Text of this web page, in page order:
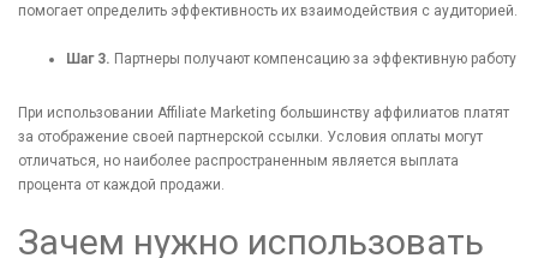
помогает определить эффективность их взаимодействия с аудиторией.
Шаг 3. Партнеры получают компенсацию за эффективную работу
При использовании Affiliate Marketing большинству аффилиатов платят
за отображение своей партнерской ссылки. Условия оплаты могут
отличаться, но наиболее распространенным является выплата
процента от каждой продажи.
Зачем нужно использовать